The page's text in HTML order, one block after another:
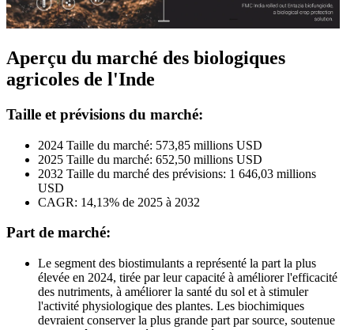
Aperçu du marché des biologiques
agricoles de l'Inde
Taille et prévisions du marché:
2024 Taille du marché: 573,85 millions USD
2025 Taille du marché: 652,50 millions USD
2032 Taille du marché des prévisions: 1 646,03 millions
USD
CAGR: 14,13% de 2025 à 2032
Part de marché:
Le segment des biostimulants a représenté la part la plus
élevée en 2024, tirée par leur capacité à améliorer l'efficacité
des nutriments, à améliorer la santé du sol et à stimuler
l'activité physiologique des plantes. Les biochimiques
devraient conserver la plus grande part par source, soutenue